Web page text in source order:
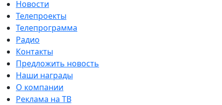
Новости
Телепроекты
Телепрограмма
Радио
Контакты
Предложить новость
Наши награды
О компании
Реклама на ТВ